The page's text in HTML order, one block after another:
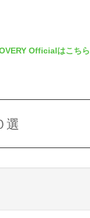
Officialはこちら
選